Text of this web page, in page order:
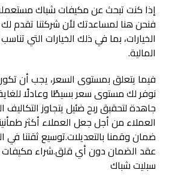
إذا كنت تبحث عن مكيفات شباك
فنحن هنا لمساعدتك لأن شركتنا تقدم
الخيارات، بما في ذلك الخيارات التي
المالية.
فيما يتعلق بمستوى السعر، يجب أن تكون
نوفر لك مستوى سعر بسيطًا وعادلًا
جاهدة لتحقيق ربح ضئيل يتجاوز
العملاء من أجل جعل العملاء أكثر
ضمان وقمنا بالتعديلات.توسيع ثقتنا في
عقد الضمان دون أي قلق.شراء مكیفات
سبلیت شباك